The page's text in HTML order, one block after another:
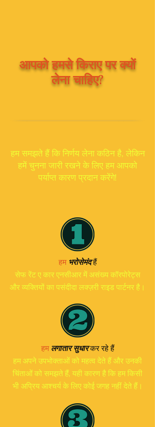
आपको हमसे किराए पर क्यों
लेना चाहिए?
हम समझते हैं कि निर्णय लेना कठिन है, लेकिन
हमें चुनना जारी रखने के लिए हम आपको
पर्याप्त कारण प्रदान करेंगे!
हम भरोसेमंदहैं
सेफ रेंट ए कार एनसीआर में असंख्य कॉरपोरेट्स
और व्यक्तियों का पसंदीदा लक्ज़री राइड पार्टनर है।
हम लगातार सुधारकर रहे हैं
हम अपने उपभोक्ताओं को महत्व देते हैं और उनकी
चिंताओं को समझते हैं, यही कारण है कि हम किसी
भी अप्रिय आश्चर्य के लिए कोई जगह नहीं देते हैं।